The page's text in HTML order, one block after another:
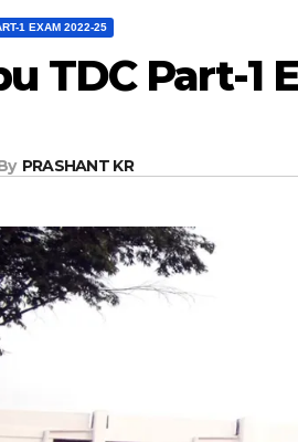
1 EXAM 2022-25
TDC Part-1
PRASHANT KR